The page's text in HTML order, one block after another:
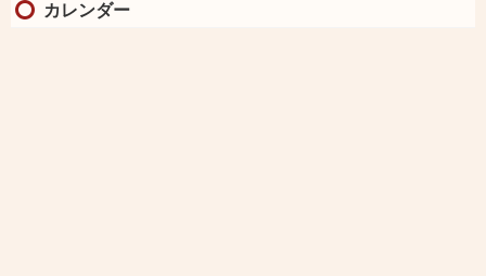
カレンダー